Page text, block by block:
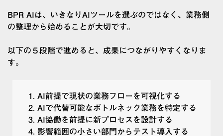
BPR AIは、いきなりAIツールを選ぶのではなく、業務側
の整理から始めることが大切です。
以下の５段階で進めると、成果につながりやすくなりま
す。
AI前提で現状の業務フローを可視化する
AIで代替可能なボトルネック業務を特定する
AI協働を前提に新プロセスを設計する
影響範囲の小さい部門からテスト導入する